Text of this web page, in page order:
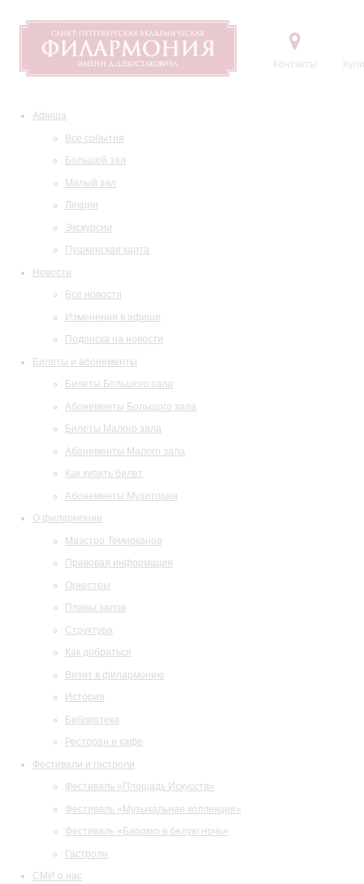
Контакты
Афиша
Все события
Большой зал
Малый зал
Лекции
Экскурсии
Пушкинская карта
Новости
Все новости
Изменения в афише
Подписка на новости
Билеты и абонементы
Билеты Большого зала
Абонементы Большого зала
Билеты Малого зала
Абонементы Малого зала
Как купить билет
Абонементы Музитория
О филармонии
Маэстро Темирканов
Правовая информация
Оркестры
Планы залов
Структура
Как добраться
Визит в филармонию
История
Библиотека
Ресторан и кафе
Фестивали и гастроли
Фестиваль «Площадь Искусств»
Фестиваль «Музыкальная коллекция»
Фестиваль «Барокко в белую ночь»
Гастроли
СМИ о нас